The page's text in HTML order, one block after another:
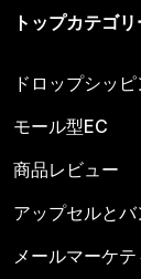
トップカテゴ
ドロップシッ
モール型EC
商品レビュー
アップセルと
メールマーケ